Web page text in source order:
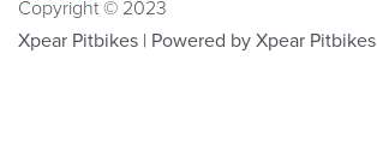
Copyright © 2023
Xpear Pitbikes | Powered by Xpear Pitbikes